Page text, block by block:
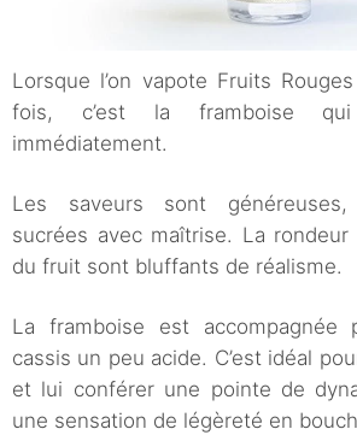
Lorsque l’on vapote Fruits
fois, c’est la framboise
immédiatement.
Les saveurs sont
sucrées avec maîtrise. La
du fruit sont bluffants de réalisme.
La framboise est
cassis un peu acide. C’est idéal
et lui conférer une pointe de
une sensation de légèreté en